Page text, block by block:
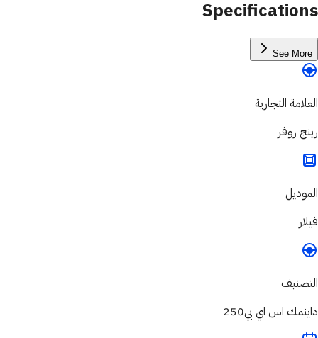
Specifications
See More
العلامة التجارية
رينج روفر
الموديل
فيلار
التصنيف
داينمك اس اي بي250